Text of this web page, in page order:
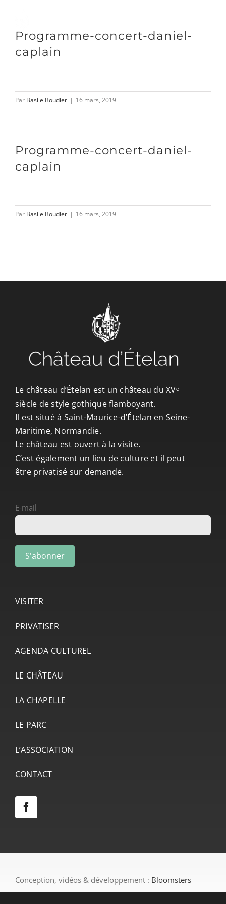
contenu
Toggle
VENIR
Programme-concert-daniel-
caplain
Par Basile Boudier | 16 mars, 2019
Programme-concert-daniel-
caplain
Par Basile Boudier | 16 mars, 2019
Le château d’Ételan est un château du XVᵉ
siècle de style gothique flamboyant.
Il est situé à Saint-Maurice-d’Ételan en Seine-
Maritime, Normandie.
Le château est ouvert à la visite.
C’est également un lieu de culture et il peut
être privatisé sur demande.
E-mail
VISITER
PRIVATISER
AGENDA CULTUREL
LE CHÂTEAU
LA CHAPELLE
LE PARC
L’ASSOCIATION
CONTACT
Conception, vidéos & développement : Bloomsters